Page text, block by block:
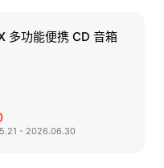
多功能便携 CD 音箱
- 2026.06.30